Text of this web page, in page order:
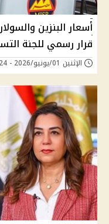
أسعار البنزين
قرار رسمي للجنة
الإثنين 01/يونيو/2026 - 11:24 ص